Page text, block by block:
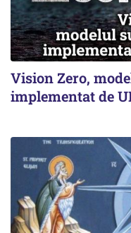
Vision Zero,
implementat de